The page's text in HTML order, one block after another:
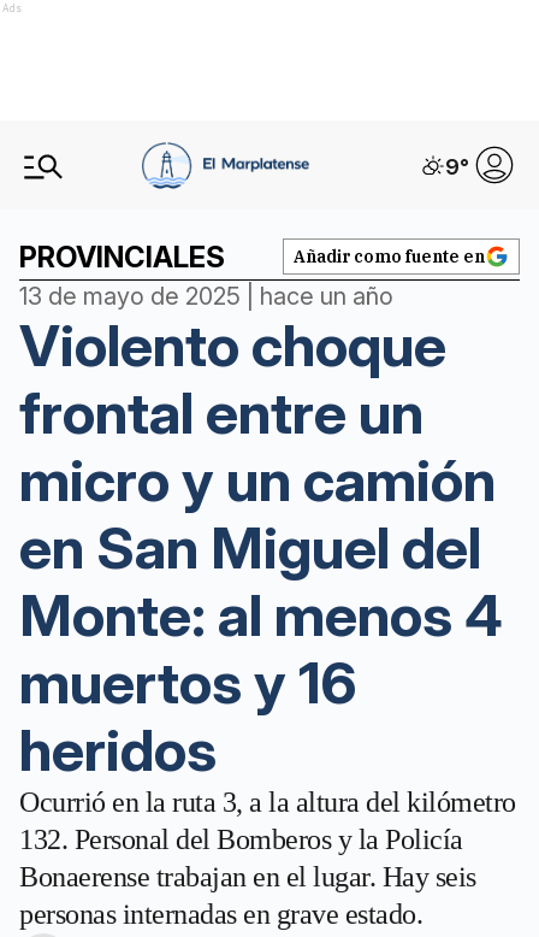
Ads
9°
PROVINCIALES Añadir como fuente en
13 de mayo de 2025 | hace un año
Violento choque
frontal entre un
micro y un camión
en San Miguel del
Monte: al menos 4
muertos y 16
heridos
Ocurrió en la ruta 3, a la altura del kilómetro
132. Personal del Bomberos y la Policía
Bonaerense trabajan en el lugar. Hay seis
personas internadas en grave estado.